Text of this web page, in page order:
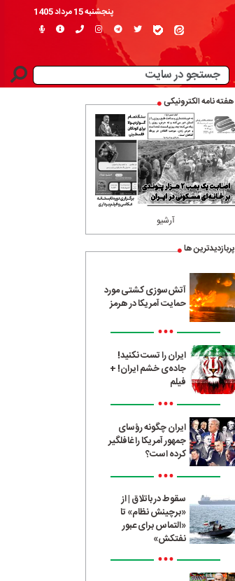
پنجشنبه 15 مرداد 1405
هفته نامه الکترونیکی
آرشیو
پربازدیدترین ها
آتش‌سوزی کشتی مورد
حمایت آمریکا در هرمز
•••
ایران را تست نکنید!
جاده‌ی خشم ایران! +
فیلم
•••
ایران چگونه رؤسای
جمهور آمریکا را غافلگیر
کرده است؟
•••
سقوط در باتلاق | از
«برچینش نظام» تا
«التماس برای عبور
نفتکش»
•••